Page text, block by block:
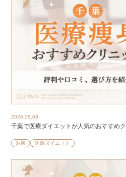
2026.08.03
千葉で医療ダイエットが人気のおすすめ
お腹 医療ダイエット